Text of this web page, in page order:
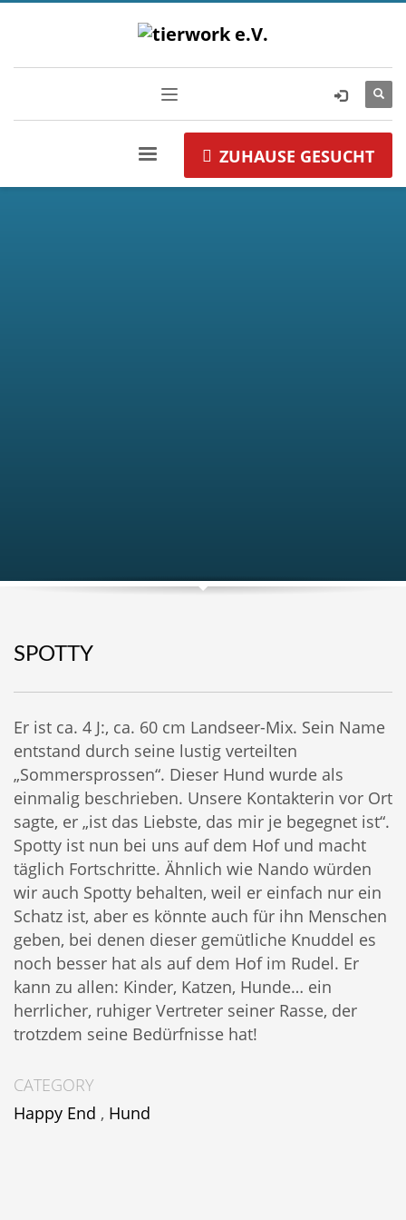
ZUHAUSE GESUCHT
SPOTTY
Er ist ca. 4 J:, ca. 60 cm Landseer-Mix. Sein Name
entstand durch seine lustig verteilten
„Sommersprossen“. Dieser Hund wurde als
einmalig beschrieben. Unsere Kontakterin vor Ort
sagte, er „ist das Liebste, das mir je begegnet ist“.
Spotty ist nun bei uns auf dem Hof und macht
täglich Fortschritte. Ähnlich wie Nando würden
wir auch Spotty behalten, weil er einfach nur ein
Schatz ist, aber es könnte auch für ihn Menschen
geben, bei denen dieser gemütliche Knuddel es
noch besser hat als auf dem Hof im Rudel. Er
kann zu allen: Kinder, Katzen, Hunde… ein
herrlicher, ruhiger Vertreter seiner Rasse, der
trotzdem seine Bedürfnisse hat!
CATEGORY
Happy End , Hund